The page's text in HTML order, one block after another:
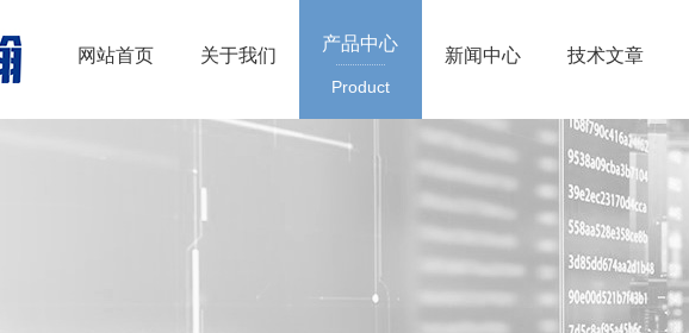
网站首页 关于我们
产品中心
Product
新闻中心 技术文章